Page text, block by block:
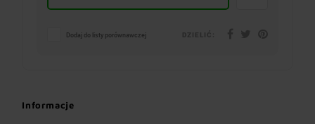
Dodaj do listy porównawczej
Informacje